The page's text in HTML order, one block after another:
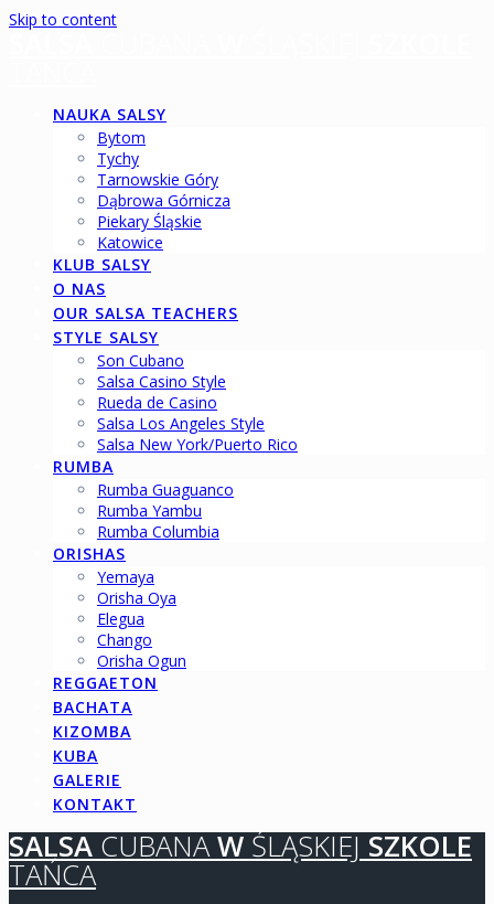
Skip to content
NAUKA SALSY
Bytom
Tychy
Tarnowskie Góry
Dąbrowa Górnicza
Piekary Śląskie
Katowice
KLUB SALSY
O NAS
OUR SALSA TEACHERS
STYLE SALSY
Son Cubano
Salsa Casino Style
Rueda de Casino
Salsa Los Angeles Style
Salsa New York/Puerto Rico
RUMBA
Rumba Guaguanco
Rumba Yambu
Rumba Columbia
ORISHAS
Yemaya
Orisha Oya
Elegua
Chango
Orisha Ogun
REGGAETON
BACHATA
KIZOMBA
KUBA
GALERIE
KONTAKT
SALSA CUBANAW ŚLĄSKIEJ SZKOLE
TAŃCA